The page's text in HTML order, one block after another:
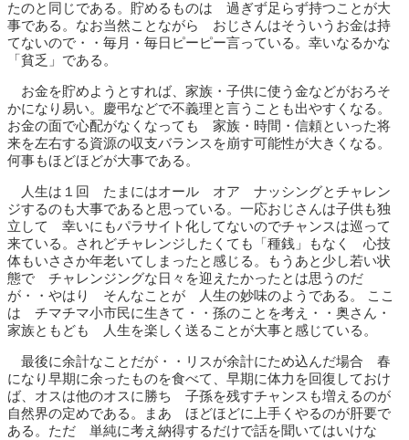
たのと同じである。貯めるものは 過ぎず足らず持つことが大
事である。なお当然ことながら おじさんはそういうお金は持
てないので・・毎月・毎日ピーピー言っている。幸いなるかな
「貧乏」である。
お金を貯めようとすれば、家族・子供に使う金などがおろそ
かになり易い。慶弔などで不義理と言うことも出やすくなる。
お金の面で心配がなくなっても 家族・時間・信頼といった将
来を左右する資源の収支バランスを崩す可能性が大きくなる。
何事もほどほどが大事である。
人生は１回 たまにはオール オア ナッシングとチャレン
ジするのも大事であると思っている。一応おじさんは子供も独
立して 幸いにもパラサイト化してないのでチャンスは巡って
来ている。されどチャレンジしたくても「種銭」もなく 心技
体もいささか年老いてしまったと感じる。もうあと少し若い状
態で チャレンジングな日々を迎えたかったとは思うのだ
が・・やはり そんなことが 人生の妙味のようである。 ここ
は チマチマ小市民に生きて・・孫のことを考え・・奥さん・
家族ともども 人生を楽しく送ることが大事と感じている。
最後に余計なことだが・・リスが余計にため込んだ場合 春
になり早期に余ったものを食べて、早期に体力を回復しておけ
ば、オスは他のオスに勝ち 子孫を残すチャンスも増えるのが
自然界の定めである。まあ ほどほどに上手くやるのが肝要で
ある。ただ 単純に考え納得するだけで話を聞いてはいけな